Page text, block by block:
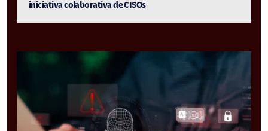
iniciativa colaborativa de CISOs